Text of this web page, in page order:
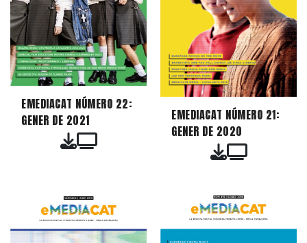
EMEDIACAT NÚMERO 22:
GENER DE 2021
EMEDIACAT NÚMERO 21:
GENER DE 2020